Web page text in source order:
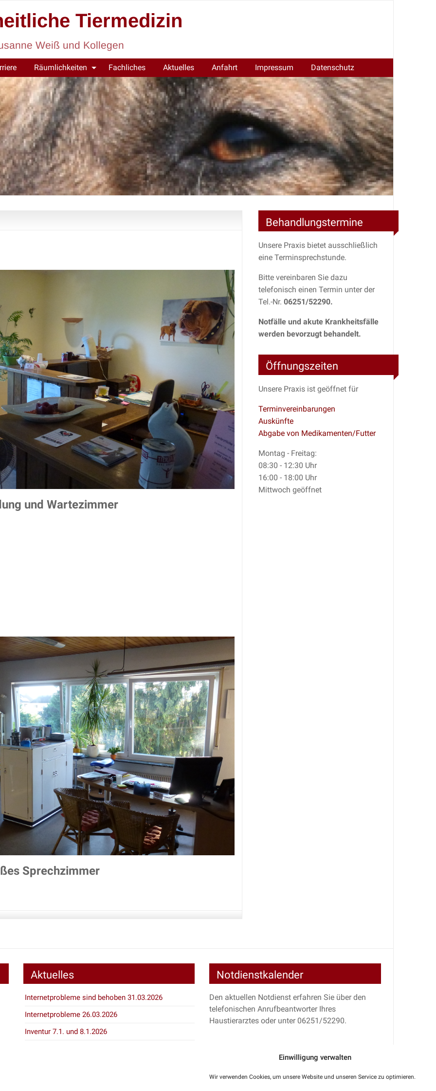
Einwilligung verwalten
Wir verwenden Cookies, um unsere Website und unseren Service zu optimieren.
Tiermedizin
Weiß und Kollegen
Räumlichkeiten Fachliches Aktuelles Anfahrt Impressum Datenschutz
und Wartezimmer
Sprechzimmer
Behandlungstermine
Unsere Praxis bietet ausschließlich
eine Terminsprechstunde.
Bitte vereinbaren Sie dazu
telefonisch einen Termin unter der
Tel.-Nr. 06251/52290.
Notfälle und akute Krankheitsfälle
werden bevorzugt behandelt.
Öffnungszeiten
Unsere Praxis ist geöffnet für
Terminvereinbarungen
Auskünfte
Abgabe von Medikamenten/Futter
Montag - Freitag:
08:30 - 12:30 Uhr
16:00 - 18:00 Uhr
Mittwoch geöffnet
Aktuelles
Internetprobleme sind behoben 31.03.2026
Internetprobleme 26.03.2026
Inventur 7.1. und 8.1.2026
Notdienstkalender
Den aktuellen Notdienst erfahren Sie über den
telefonischen Anrufbeantworter Ihres
Haustierarztes oder unter 06251/52290.